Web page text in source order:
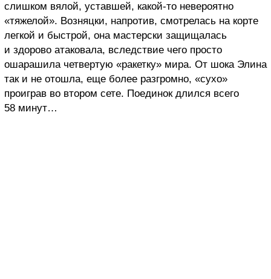
слишком вялой, уставшей, какой-то невероятно
«тяжелой». Возняцки, напротив, смотрелась на корте
легкой и быстрой, она мастерски защищалась
и здорово атаковала, вследствие чего просто
ошарашила четвертую «ракетку» мира. От шока Элина
так и не отошла, еще более разгромно, «сухо»
проиграв во втором сете. Поединок длился всего
58 минут…